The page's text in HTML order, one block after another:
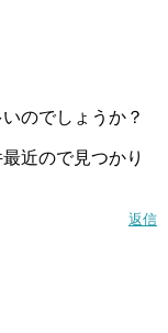
のでしょうか？
近ので見つかり
返信